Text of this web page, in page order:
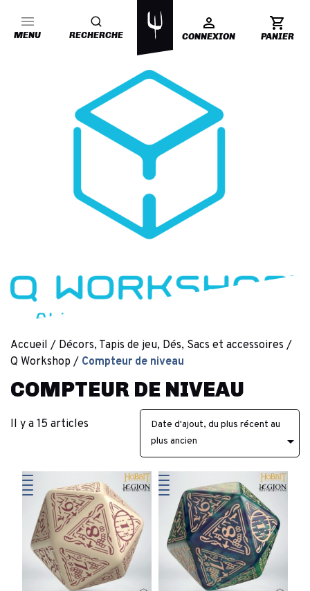
MENU RECHERCHE CONNEXION PANIER
Accueil
Décors, Tapis de jeu, Dés, Sacs et accessoires
Q Workshop
Compteur de niveau
COMPTEUR DE NIVEAU
Il y a 15 articles
Date d'ajout, du plus récent au
plus ancien
